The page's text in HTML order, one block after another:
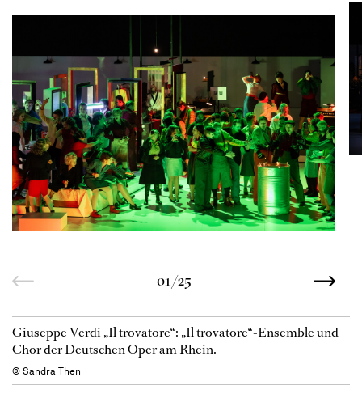
01/25
Giuseppe Verdi „Il trovatore“: „Il trovatore“-Ensemble und
Chor der Deutschen Oper am Rhein.
© Sandra Then